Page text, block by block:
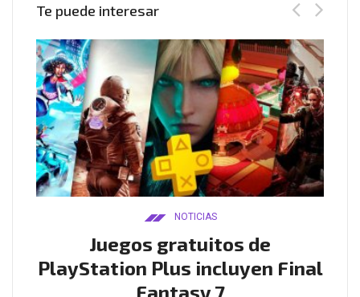
Te puede interesar
NOTICIAS
Juegos gratuitos de
PlayStation Plus incluyen Final
Fantasy 7